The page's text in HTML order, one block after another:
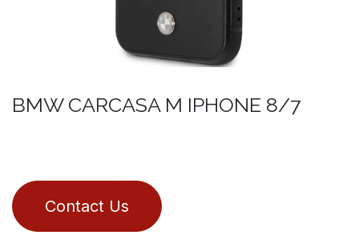
BMW CARCASA M IPHONE 8/7
Contact Us